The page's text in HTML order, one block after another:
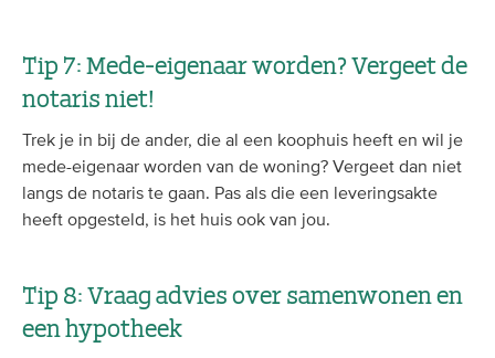
Tip 7: Mede-eigenaar worden? Vergeet de
notaris niet!
Trek je in bij de ander, die al een koophuis heeft en wil je
mede-eigenaar worden van de woning? Vergeet dan niet
langs de notaris te gaan. Pas als die een leveringsakte
heeft opgesteld, is het huis ook van jou.
Tip 8: Vraag advies over samenwonen en
een hypotheek